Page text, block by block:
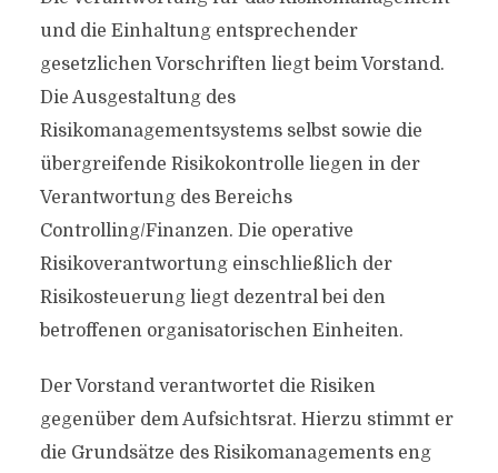
und die Einhaltung entsprechender
gesetzlichen Vorschriften liegt beim Vorstand.
Die Ausgestaltung des
Risikomanagementsystems selbst sowie die
übergreifende Risikokontrolle liegen in der
Verantwortung des Bereichs
Controlling/Finanzen. Die operative
Risikoverantwortung einschließlich der
Risikosteuerung liegt dezentral bei den
betroffenen organisatorischen Einheiten.
Der Vorstand verantwortet die Risiken
gegenüber dem Aufsichtsrat. Hierzu stimmt er
die Grundsätze des Risikomanagements eng